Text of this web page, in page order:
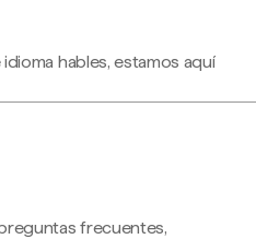
hables, estamos aquí
frecuentes,